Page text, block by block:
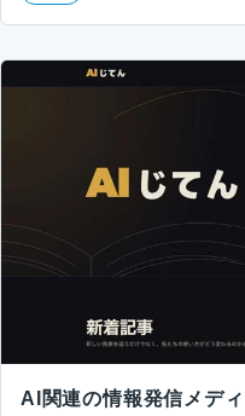
AI関連の情報発信メデ